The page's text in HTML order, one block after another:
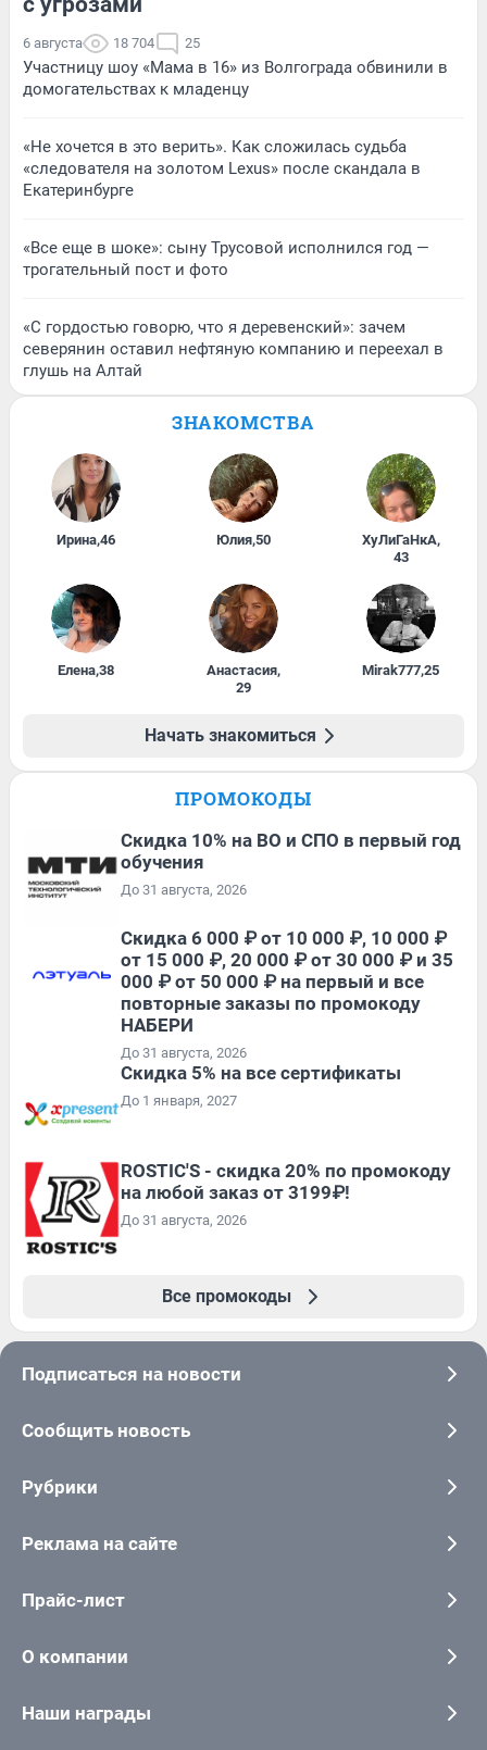
6 августа 18 704 25
Участницу шоу «Мама в 16» из Волгограда обвинили в
домогательствах к младенцу
«Не хочется в это верить». Как сложилась судьба
«следователя на золотом Lexus» после скандала в
Екатеринбурге
«Все еще в шоке»: сыну Трусовой исполнился год —
трогательный пост и фото
«С гордостью говорю, что я деревенский»: зачем
северянин оставил нефтяную компанию и переехал в
глушь на Алтай
ЗНАКОМСТВА
Ирина,46 Юлия,50 ХуЛиГаНкА,
43
Елена,38 Анастасия,
29
Mirak777,25
Начать знакомиться
ПРОМОКОДЫ
Скидка 10% на ВО и СПО в первый год
обучения
До 31 августа, 2026
Скидка 6 000 ₽ от 10 000 ₽, 10 000 ₽
от 15 000 ₽, 20 000 ₽ от 30 000 ₽ и 35
000 ₽ от 50 000 ₽ на первый и все
повторные заказы по промокоду
НАБЕРИ
До 31 августа, 2026
Скидка 5% на все сертификаты
До 1 января, 2027
ROSTIC'S - скидка 20% по промокоду
на любой заказ от 3199₽!
До 31 августа, 2026
Все промокоды
Подписаться на новости
Сообщить новость
Рубрики
Реклама на сайте
Прайс-лист
О компании
Наши награды